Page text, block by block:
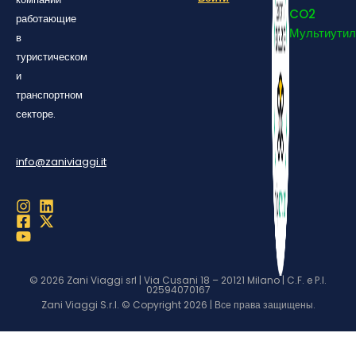
работающие
в
туристическом
и
транспортном
секторе.
info@zaniviaggi.it
CO2
© 2026 Zani Viaggi srl | Via Cusani 18 – 20121 Milano | C.F. e P.I.
02594070167
Zani Viaggi S.r.l. © Copyright 2026 | Все права защищены.